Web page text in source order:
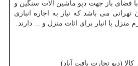
فضای باز جهت دپو ماشین آلات سنگین و
می باشد که نیاز به اجاره انباری
منزل یا انبار برای اثاث منزل و ... دارند.
کالا (دپو تجارت یافت آباد)